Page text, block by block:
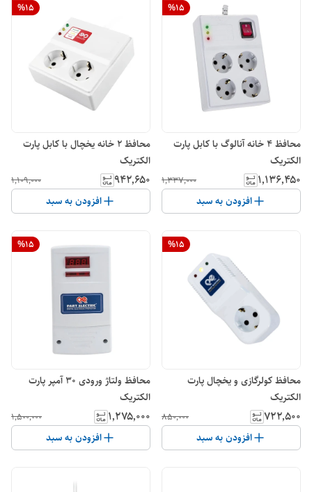
%15
محافظ 4 خانه آنالوگ با کابل پارت
الکتریک
۱٬۱۳۶٬۴۵۰ ۱٬۳۳۷٬۰۰۰
افزودن به سبد
%15
محافظ 2 خانه یخچال با کابل پارت
الکتریک
۹۴۲٬۶۵۰ ۱٬۱۰۹٬۰۰۰
افزودن به سبد
%15
محافظ کولرگازی و یخچال پارت
الکتریک
۷۲۲٬۵۰۰ ۸۵۰٬۰۰۰
افزودن به سبد
%15
محافظ ولتاژ ورودی 30 آمپر پارت
الکتریک
۱٬۲۷۵٬۰۰۰ ۱٬۵۰۰٬۰۰۰
افزودن به سبد